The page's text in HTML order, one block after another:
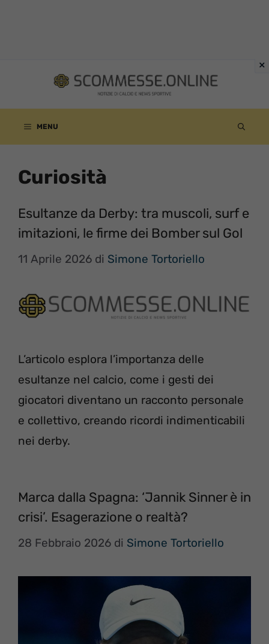
contenuto
MENU
Curiosità
Esultanze da Derby: tra muscoli, surf e
imitazioni, le firme dei Bomber sul Gol
11 Aprile 2026 di Simone Tortoriello
L’articolo esplora l’importanza delle
esultanze nel calcio, come i gesti dei
giocatori diventano un racconto personale
e collettivo, creando ricordi indimenticabili
nei derby.
Marca dalla Spagna: ‘Jannik Sinner è in
crisi’. Esagerazione o realtà?
28 Febbraio 2026 di Simone Tortoriello